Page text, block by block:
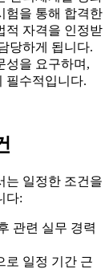
험을 통해 합격한
적 자격을 인정받
당하게 됩니다.
성을 요구하며,
필수적입니다.
는 일정한 조건을
다:
관련 실무 경력
로 일정 기간 근